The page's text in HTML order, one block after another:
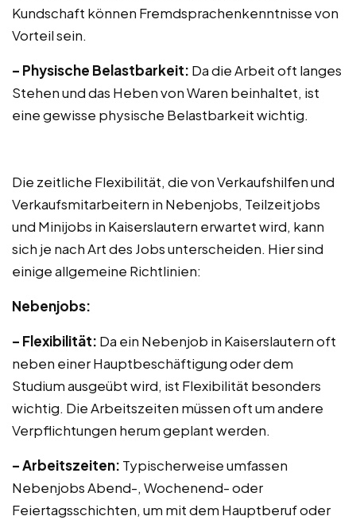
Kundschaft können Fremdsprachenkenntnisse von
Vorteil sein.
– Physische Belastbarkeit: Da die Arbeit oft langes
Stehen und das Heben von Waren beinhaltet, ist
eine gewisse physische Belastbarkeit wichtig.
Die zeitliche Flexibilität, die von Verkaufshilfen und
Verkaufsmitarbeitern in Nebenjobs, Teilzeitjobs
und Minijobs in Kaiserslautern erwartet wird, kann
sich je nach Art des Jobs unterscheiden. Hier sind
einige allgemeine Richtlinien:
Nebenjobs:
– Flexibilität: Da ein Nebenjob in Kaiserslautern oft
neben einer Hauptbeschäftigung oder dem
Studium ausgeübt wird, ist Flexibilität besonders
wichtig. Die Arbeitszeiten müssen oft um andere
Verpflichtungen herum geplant werden.
– Arbeitszeiten: Typischerweise umfassen
Nebenjobs Abend-, Wochenend- oder
Feiertagsschichten, um mit dem Hauptberuf oder